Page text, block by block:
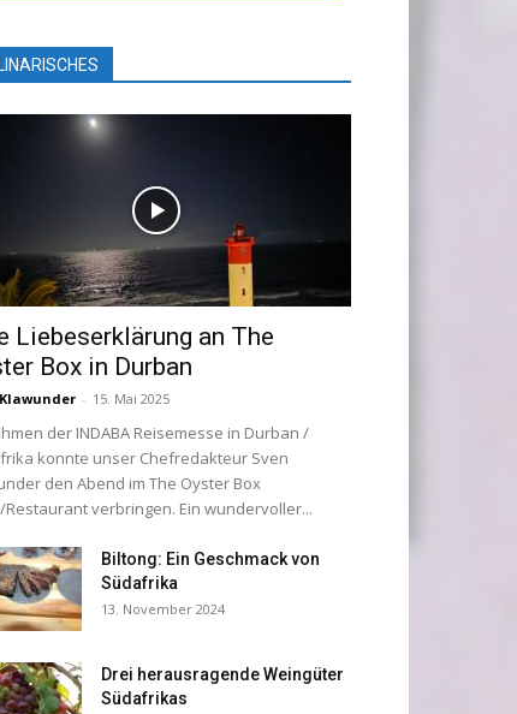
Liebeserklärung an The
Box in Durban
- 15. Mai 2025
der INDABA Reisemesse in Durban /
konnte unser Chefredakteur Sven
den Abend im The Oyster Box
Restaurant verbringen. Ein wundervoller...
Biltong: Ein Geschmack von
Südafrika
13. November 2024
Drei herausragende Weingüter
Südafrikas